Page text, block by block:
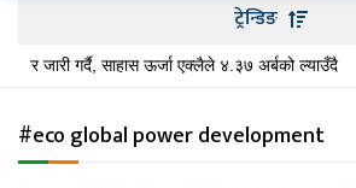
पेट्रोलियम
अन्तर्राष्ट्रिय
जलवायु
ट्रेन्डिङ
जारी गर्दै, साहास ऊर्जा एक्लैले ४.३७ अर्बको ल्याउँदै
#eco global power development